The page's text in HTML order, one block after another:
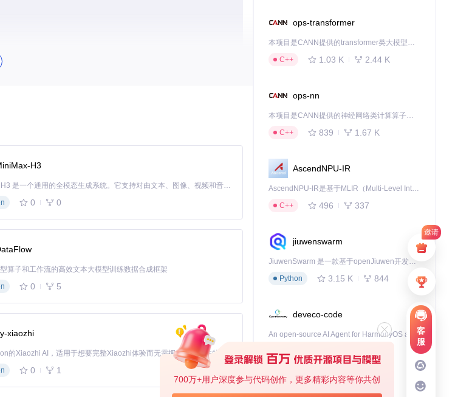
邀请
客
服
700万+用户深度参与代码创作，更多精彩内容等你共创
得到处理。
的智能转录引擎为你带来了全新的体验。
保时间戳的准确性。同时，内置的专业术语库和上下文理解模
内容类型选择相应的领域模式，如学术、科技、娱乐等。 3️⃣
提供了全面的解决方案。
需求，且翻译后的格式容易出现错乱。
于文学作品的文艺翻译引擎以及擅长技术文档的专业翻译引
H3
MiniMax H3 是一个通用的全模态生成系统。它支持对由文本、图像、视频和音频组成的多模态上下文进行统一理解，并能生成分辨率高达 2K、时长可达 15 秒的带原生立体声音频的视频。得益于面向任务泛化的系统设计，H3 在预训练阶段就已具备广泛的多模态上下文理解与生成能力，能够出色地执行复杂的多模态指令。
0 0
算子和工作流的高效文本大模型训练数据合成框架
0 5
xiaozhi
基于Python的Xiaozhi AI，适用于想要完整Xiaozhi体验而无需拥有专用硬件的用户。
0 1
ops-transformer
本项目是CANN提供的transformer类大模型算子库，实现网络在NPU上加速计算。
C++
1.03 K 2.44 K
ops-nn
本项目是CANN提供的神经网络类计算算子库，实现网络在NPU上加速计算。
C++
839 1.67 K
AscendNPU-IR
AscendNPU-IR是基于MLIR（Multi-Level Intermediate Representation）构建的，面向昇腾亲和算子编译时使用的中间表示，提供昇腾完备表达能力，通过编译优化提升昇腾AI处理器计算效率，支持通过生态框架使能昇腾AI处理器与深度调优
C++
496 337
jiuwenswarm
JiuwenSwarm 是一款基于openJiuwen开发的智能AI Agent，它能够将大语言模型的强大能力，通过你日常使用的各类通讯应用，直接延伸至你的指尖。
Python
3.15 K 844
deveco-code
An open-source AI Agent for HarmonyOS applcation development.
TypeScript
cann-learning-hub